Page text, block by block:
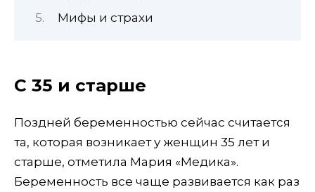
Мифы и страхи
С 35 и старше
Поздней беременностью сейчас считается
та, которая возникает у женщин 35 лет и
старше, отметила Мария «Медика».
Беременность все чаще развивается как раз